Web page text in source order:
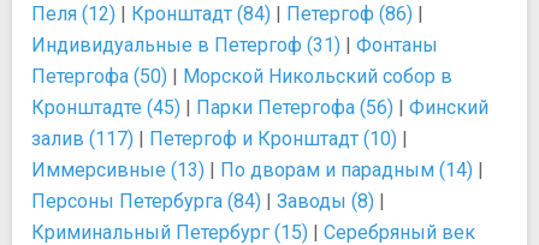
Пеля (12) | Кронштадт (84) | Петергоф (86) |
Индивидуальные в Петергоф (31) | Фонтаны
Петергофа (50) | Морской Никольский собор в
Кронштадте (45) | Парки Петергофа (56) | Финский
залив (117) | Петергоф и Кронштадт (10) |
Иммерсивные (13) | По дворам и парадным (14) |
Персоны Петербурга (84) | Заводы (8) |
Криминальный Петербург (15) | Серебряный век